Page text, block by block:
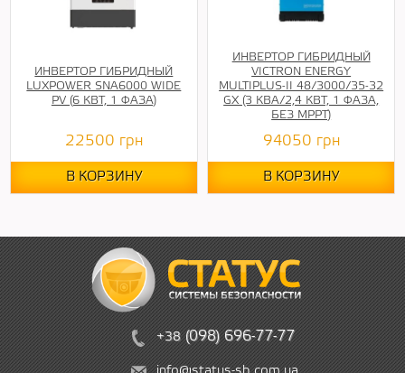
ИНВЕРТОР ГИБРИДНЫЙ
LUXPOWER SNA6000 WIDE
PV (6 КВТ, 1 ФАЗА)
22500 грн
В КОРЗИНУ
ИНВЕРТОР ГИБРИДНЫЙ
VICTRON ENERGY
MULTIPLUS-II 48/3000/35-32
GX (3 КВА/2,4 КВТ, 1 ФАЗА,
БЕЗ MPPT)
94050 грн
В КОРЗИНУ
+38(098)696-77-77